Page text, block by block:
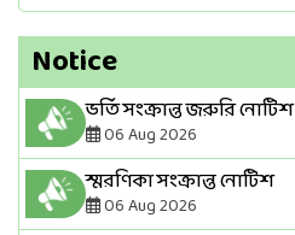
Notice
ভর্তি সংক্রান্ত জরুরি নোটিশ
06 Aug 2026
স্মরণিকা সংক্রান্ত নোটিশ
06 Aug 2026